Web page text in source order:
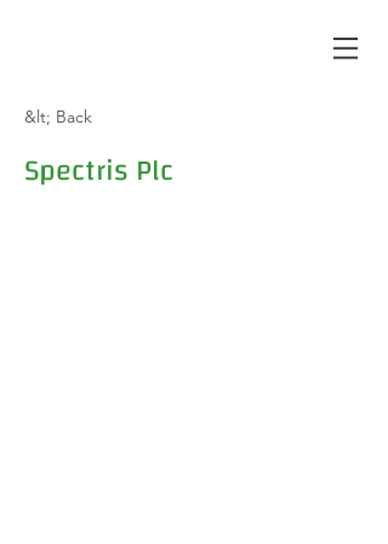
&lt; Back
Spectris Plc